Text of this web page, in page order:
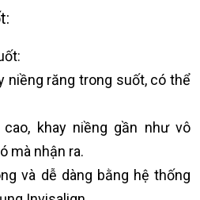
niềng răng trong suốt, có thể
khay niềng gần như vô
mà nhận ra.
và dễ dàng bằng hệ thống